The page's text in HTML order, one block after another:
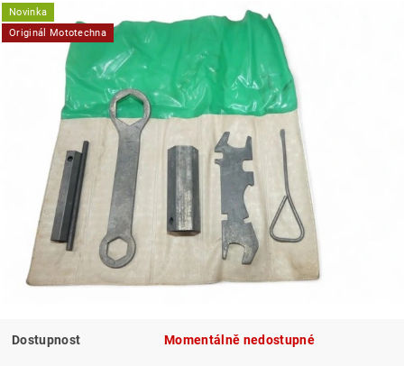
Novinka
Originál Mototechna
Dostupnost Momentálně nedostupné